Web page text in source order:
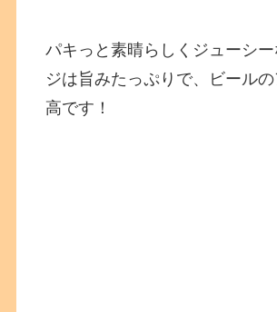
パキっと素晴らしくジューシ
ジは旨みたっぷりで、ビール
高です！